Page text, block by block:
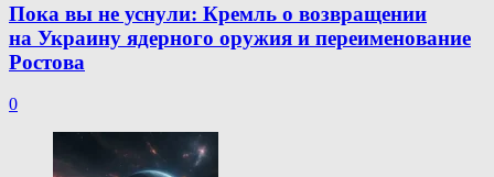
Пока вы не уснули: Кремль о возвращении
на Украину ядерного оружия и переименование
Ростова
0